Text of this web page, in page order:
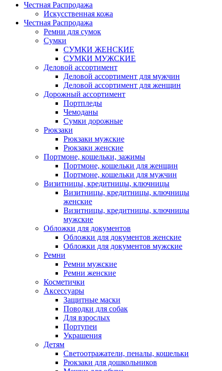
Честная Распродажа
Искусственная кожа
Честная Распродажа
Ремни для сумок
Сумки
СУМКИ ЖЕНСКИЕ
СУМКИ МУЖСКИЕ
Деловой ассортимент
Деловой ассортимент для мужчин
Деловой ассортимент для женщин
Дорожный ассортимент
Портпледы
Чемоданы
Сумки дорожные
Рюкзаки
Рюкзаки мужские
Рюкзаки женские
Портмоне, кошельки, зажимы
Портмоне, кошельки для женщин
Портмоне, кошельки для мужчин
Визитницы, кредитницы, ключницы
Визитницы, кредитницы, ключницы
женские
Визитницы, кредитницы, ключницы
мужские
Обложки для документов
Обложки для документов женские
Обложки для документов мужские
Ремни
Ремни мужские
Ремни женские
Косметички
Аксессуары
Защитные маски
Поводки для собак
Для взрослых
Портупеи
Украшения
Детям
Светоотражатели, пеналы, кошельки
Рюкзаки для дошкольников